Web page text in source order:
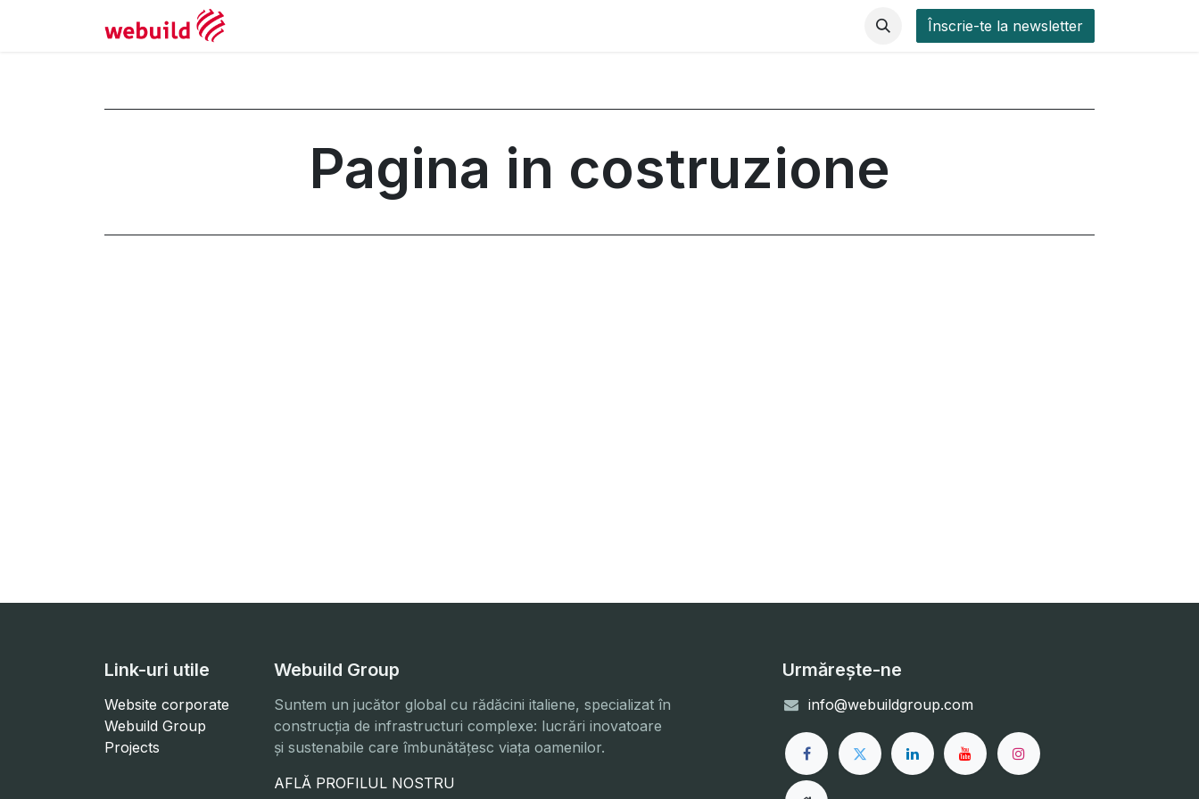
Înscrie-te la newsletter
Pagina in costruzione
Link-uri utile
Website corporate
Webuild Group
Projects
Webuild Group
Suntem un jucător global cu rădăcini italiene, specializat în
construcția de infrastructuri complexe: lucrări inovatoare
și sustenabile care îmbunătățesc viața oamenilor.
AFLĂ PROFILUL NOSTRU
Urmărește-ne
info@webuildgroup.com